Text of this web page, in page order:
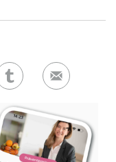
Auf
teilen
E-